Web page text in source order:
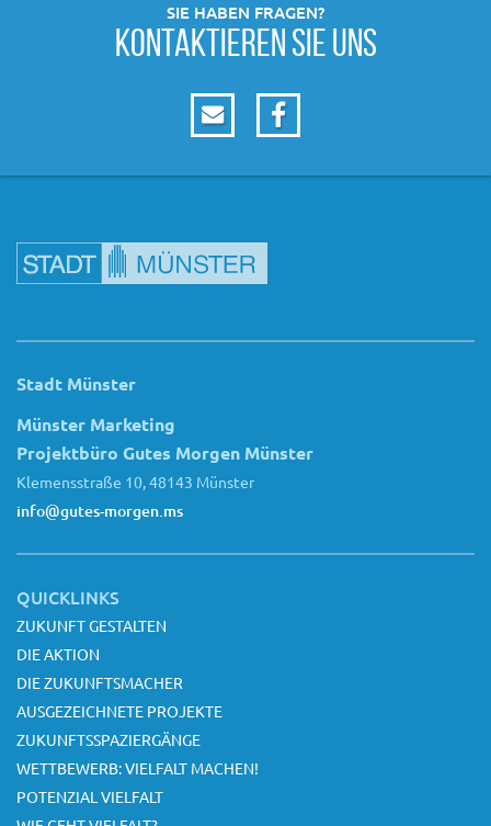
SIE HABEN FRAGEN?
KONTAKTIEREN SIE UNS
Stadt Münster
Münster Marketing
Projektbüro Gutes Morgen Münster
Klemensstraße 10, 48143 Münster
info@gutes-morgen.ms
QUICKLINKS
ZUKUNFT GESTALTEN
DIE AKTION
DIE ZUKUNFTSMACHER
AUSGEZEICHNETE PROJEKTE
ZUKUNFTSSPAZIERGÄNGE
WETTBEWERB: VIELFALT MACHEN!
POTENZIAL VIELFALT